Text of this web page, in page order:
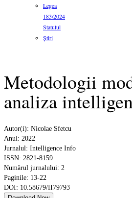
Legea
183/2024
Statutul
Știri
Metodologii
analiza
Autor(i): Nicolae Sfetcu
Anul: 2022
Jurnalul: Intelligence Info
ISSN: 2821-8159
Numărul jurnalului: 2
Paginile: 13-22
DOI: 10.58679/II79793